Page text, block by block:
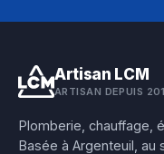
Artisan LCM
ARTISAN DEPUIS
Plomberie, chauffage,
Basée à Argenteuil, au